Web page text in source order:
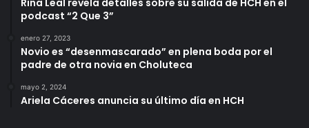
Rina Leal revela detalles sobre su salida de HCH en el
podcast “2 Que 3”
enero 27, 2023
Novio es “desenmascarado” en plena boda por el
padre de otra novia en Choluteca
mayo 2, 2024
Ariela Cáceres anuncia su último día en HCH